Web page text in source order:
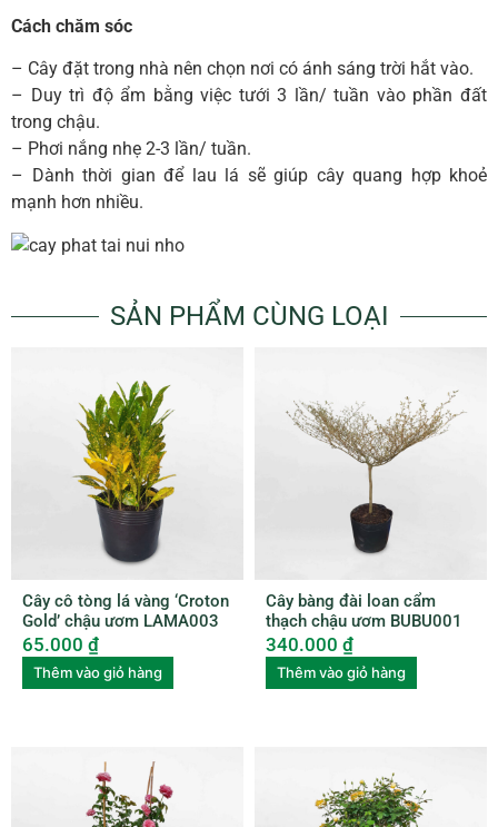
Cách chăm sóc
– Cây đặt trong nhà nên chọn nơi có ánh sáng trời hắt vào.
– Duy trì độ ẩm bằng việc tưới 3 lần/ tuần vào phần đất
trong chậu.
– Phơi nắng nhẹ 2-3 lần/ tuần.
– Dành thời gian để lau lá sẽ giúp cây quang hợp khoẻ
mạnh hơn nhiều.
SẢN PHẨM CÙNG LOẠI
Cây cô tòng lá vàng ‘Croton
Gold’ chậu ươm LAMA003
65.000 ₫
Thêm vào giỏ hàng
Cây bàng đài loan cẩm
thạch chậu ươm BUBU001
340.000 ₫
Thêm vào giỏ hàng